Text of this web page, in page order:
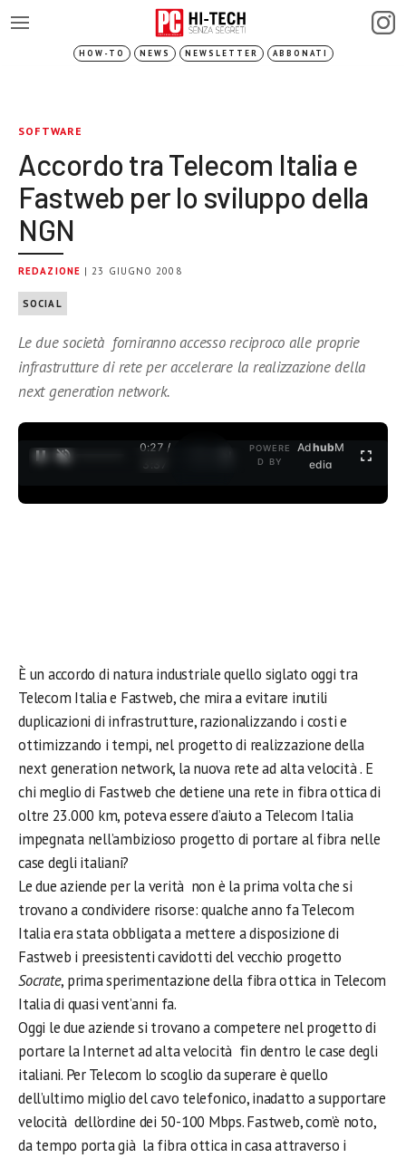
HOW-TO NEWS NEWSLETTER ABBONATI
SOFTWARE
Accordo tra Telecom Italia e
Fastweb per lo sviluppo della
NGN
REDAZIONE | 23 GIUGNO 2008
SOCIAL
Le due società forniranno accesso reciproco alle proprie
infrastrutture di rete per accelerare la realizzazione della
next generation network.
0:27 /
3:37
POWERE
D BY
AdhubM
edia
È un accordo di natura industriale quello siglato oggi tra
Telecom Italia e Fastweb, che mira a evitare inutili
duplicazioni di infrastrutture, razionalizzando i costi e
ottimizzando i tempi, nel progetto di realizzazione della
next generation network, la nuova rete ad alta velocità . E
chi meglio di Fastweb che detiene una rete in fibra ottica di
oltre 23.000 km, poteva essere d’aiuto a Telecom Italia
impegnata nell’ambizioso progetto di portare al fibra nelle
case degli italiani?
Le due aziende per la verità non è la prima volta che si
trovano a condividere risorse: qualche anno fa Telecom
Italia era stata obbligata a mettere a disposizione di
Fastweb i preesistenti cavidotti del vecchio progetto
Socrate, prima sperimentazione della fibra ottica in Telecom
Italia di quasi vent’anni fa.
Oggi le due aziende si trovano a competere nel progetto di
portare la Internet ad alta velocità fin dentro le case degli
italiani. Per Telecom lo scoglio da superare è quello
dell’ultimo miglio del cavo telefonico, inadatto a supportare
velocità dell’ordine dei 50-100 Mbps. Fastweb, com’è noto,
da tempo porta già la fibra ottica in casa attraverso i